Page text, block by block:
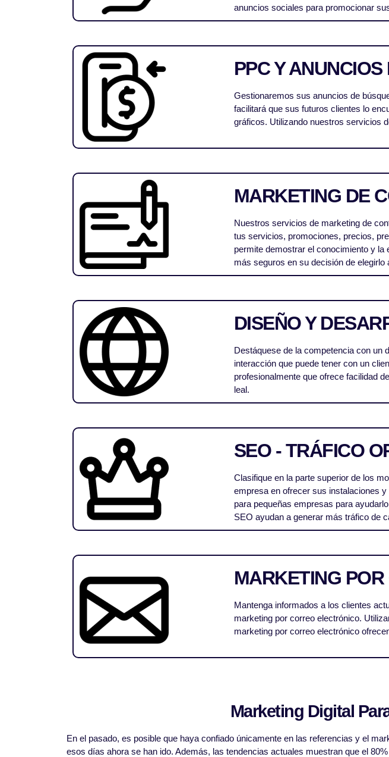
anuncios sociales para promocionar
PPC Y
Gestionaremos sus anuncios de
facilitará que sus futuros clientes lo
gráficos. Utilizando nuestros servicios
MARKETING DE
Nuestros servicios de marketing de
tus servicios, promociones, precios,
permite demostrar el conocimiento y la
más seguros en su decisión de
DISEÑO Y
Destáquese de la competencia con un
interacción que puede tener con un
profesionalmente que ofrece facilidad
leal.
SEO - TRÁFICO
Clasifique en la parte superior de los
empresa en ofrecer sus instalaciones
para pequeñas empresas para
SEO ayudan a generar más tráfico de
MARKETING
Mantenga informados a los clientes
marketing por correo electrónico.
marketing por correo electrónico
Marketing Digital
En el pasado, es posible que haya confiado únicamente en las referencias y el
esos días ahora se han ido. Además, las tendencias actuales muestran que el